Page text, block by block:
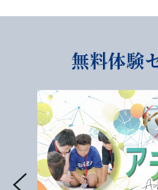
無料体験